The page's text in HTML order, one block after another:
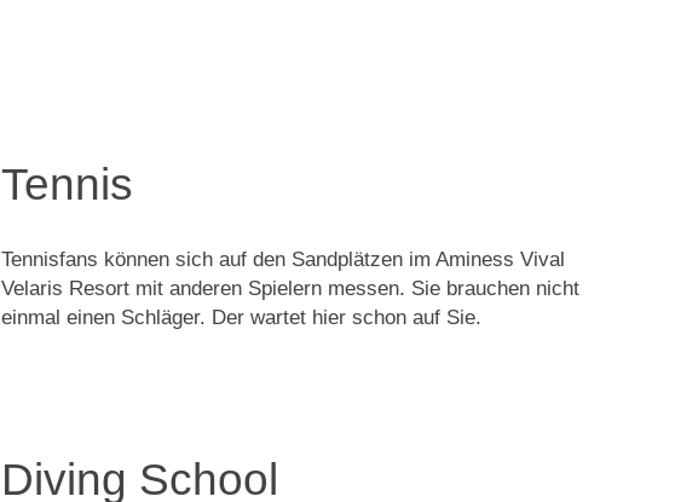
Tennis
Tennisfans können sich auf den Sandplätzen im Aminess Vival
Velaris Resort mit anderen Spielern messen. Sie brauchen nicht
einmal einen Schläger. Der wartet hier schon auf Sie.
Diving School